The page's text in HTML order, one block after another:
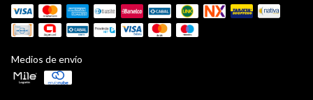
Medios de envío